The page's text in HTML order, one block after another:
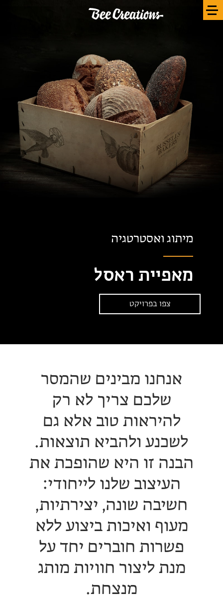
מיתוג ואסטרטגיה
מאפיית ראסל
צפו בפרויקט
אנחנו מבינים שהמסר
שלכם צריך לא רק
להיראות טוב אלא גם
לשכנע ולהביא תוצאות.
הבנה זו היא שהופכת את
העיצוב שלנו לייחודי:
חשיבה שונה, יצירתיות,
מעוף ואיכות ביצוע ללא
פשרות חוברים יחד על
מנת ליצור חוויות מותג
מנצחת.